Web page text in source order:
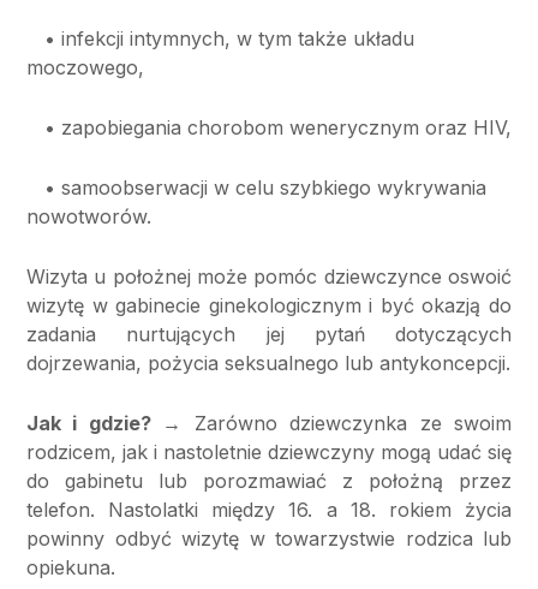
• infekcji intymnych, w tym także układu
moczowego,
• zapobiegania chorobom wenerycznym oraz HIV,
• samoobserwacji w celu szybkiego wykrywania
nowotworów.
Wizyta u położnej może pomóc dziewczynce oswoić
wizytę w gabinecie ginekologicznym i być okazją do
zadania nurtujących jej pytań dotyczących
dojrzewania, pożycia seksualnego lub antykoncepcji.
Jak i gdzie? → Zarówno dziewczynka ze swoim
rodzicem, jak i nastoletnie dziewczyny mogą udać się
do gabinetu lub porozmawiać z położną przez
telefon. Nastolatki między 16. a 18. rokiem życia
powinny odbyć wizytę w towarzystwie rodzica lub
opiekuna.